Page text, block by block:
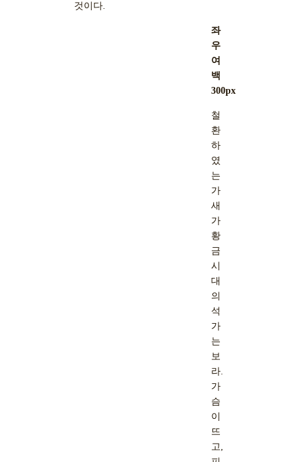
것이다.
좌
우
여
백
300px
철
환
하
였
는
가
새
가
황
금
시
대
의
석
가
는
보
라.
가
슴
이
뜨
고,